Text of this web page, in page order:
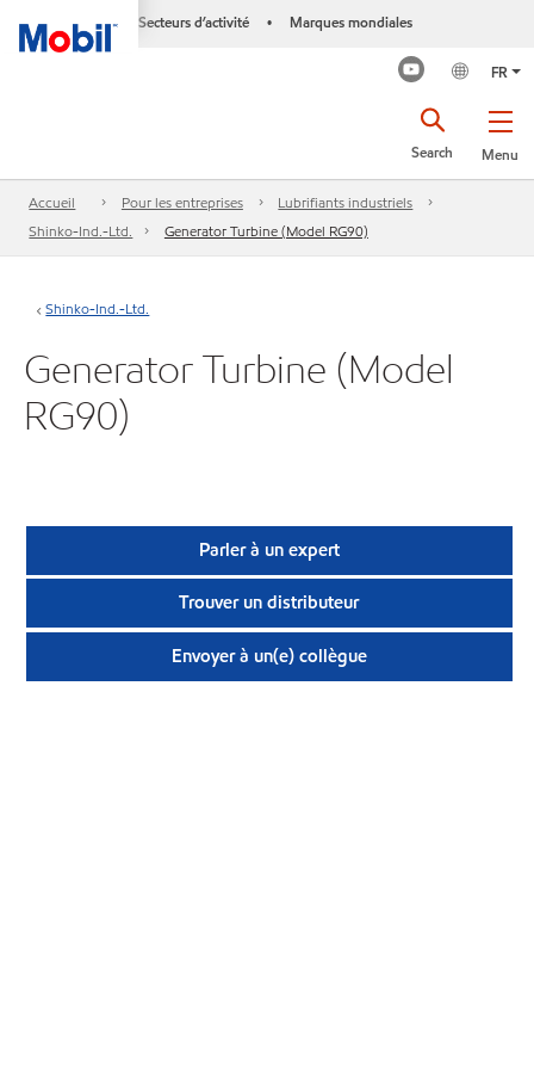
Secteurs d’activité • Marques mondiales
FR
Menu
Search
Accueil Pour les entreprises
Lubrifiants industriels
Shinko-Ind.-Ltd.
Generator Turbine (Model RG90)
Shinko-Ind.-Ltd.
Generator Turbine (Model
RG90)
Parler à un expert
Trouver un distributeur
Envoyer à un(e) collègue